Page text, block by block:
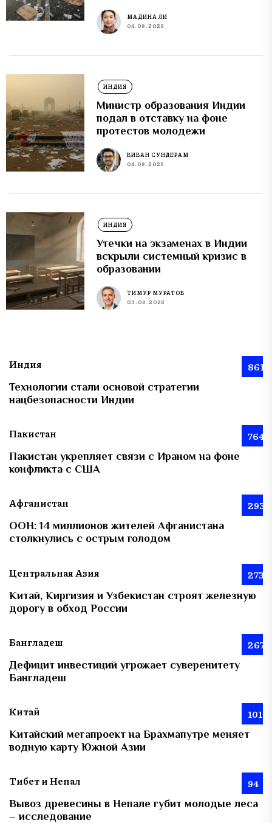
МАДИНА ЛИ
04.08.2026
ИНДИЯ
Министр образования Индии
подал в отставку на фоне
протестов молодежи
ВИВАН СУНДЕРАМ
04.08.2026
ИНДИЯ
Утечки на экзаменах в Индии
вскрыли системный кризис в
образовании
ТИМУР МУРАТОВ
03.08.2026
Индия 861
Технологии стали основой стратегии
нацбезопасности Индии
Пакистан 764
Пакистан укрепляет связи с Ираном на фоне
конфликта с США
Афганистан 293
ООН: 14 миллионов жителей Афганистана
столкнулись с острым голодом
Центральная Азия 273
Китай, Киргизия и Узбекистан строят железную
дорогу в обход России
Бангладеш 267
Дефицит инвестиций угрожает суверенитету
Бангладеш
Китай 101
Китайский мегапроект на Брахмапутре меняет
водную карту Южной Азии
Тибет и Непал 94
Вывоз древесины в Непале губит молодые леса
– исследование